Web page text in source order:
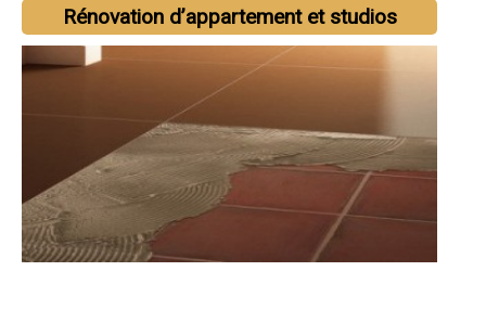
Rénovation d’appartement et studios